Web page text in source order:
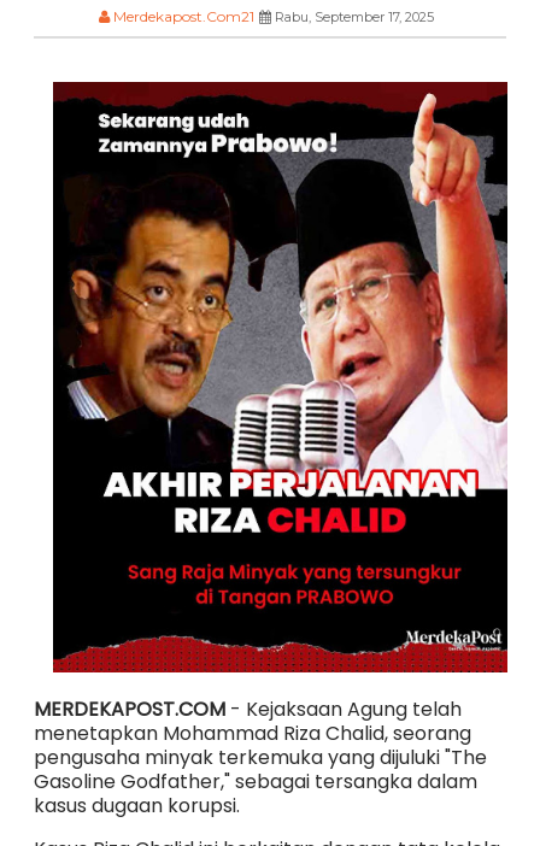
Merdekapost.Com21 Rabu, September 17, 2025
MERDEKAPOST.COM- Kejaksaan Agung telah
menetapkan Mohammad Riza Chalid, seorang
pengusaha minyak terkemuka yang dijuluki "The
Gasoline Godfather," sebagai tersangka dalam
kasus dugaan korupsi.